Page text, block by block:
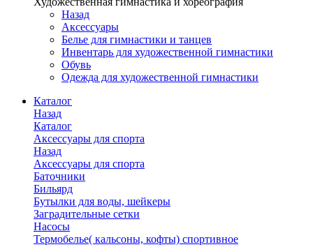
Назад
Аксессуары
Белье для гимнастики и танцев
Инвентарь для художественной гимнастики
Обувь
Одежда для художественной гимнастики
Каталог
Назад
Каталог
Аксессуары для спорта
Назад
Аксессуары для спорта
Баточники
Бильярд
Бутылки для воды, шейкеры
Заградительные сетки
Насосы
Термобелье( кальсоны, кофты) спортивное